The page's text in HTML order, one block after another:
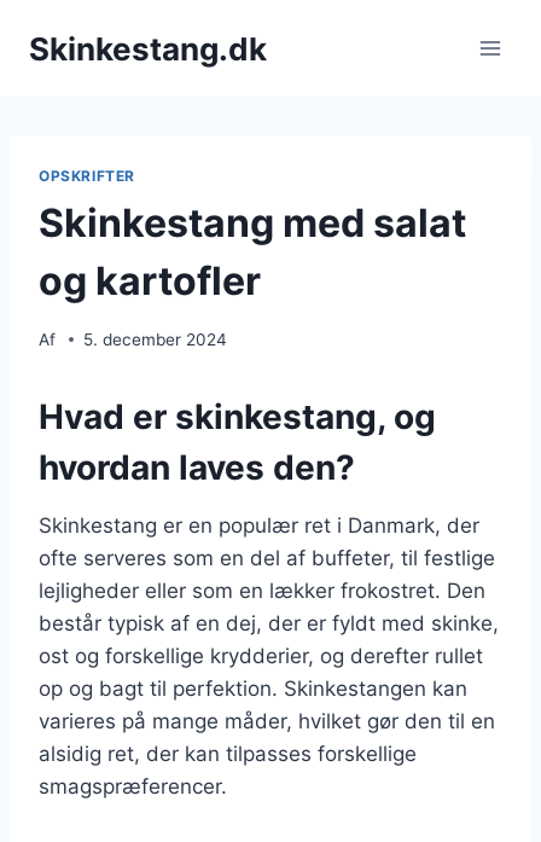
Skinkestang.dk
OPSKRIFTER
Skinkestang med salat
og kartofler
Af 5. december 2024
Hvad er skinkestang, og
hvordan laves den?
Skinkestang er en populær ret i Danmark, der
ofte serveres som en del af buffeter, til festlige
lejligheder eller som en lækker frokostret. Den
består typisk af en dej, der er fyldt med skinke,
ost og forskellige krydderier, og derefter rullet
op og bagt til perfektion. Skinkestangen kan
varieres på mange måder, hvilket gør den til en
alsidig ret, der kan tilpasses forskellige
smagspræferencer.